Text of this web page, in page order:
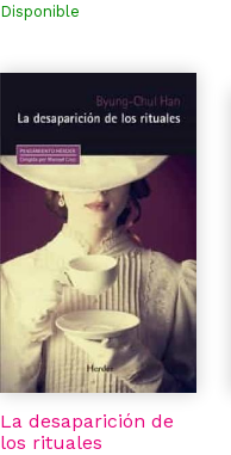
Disponible
La desaparición de
los rituales